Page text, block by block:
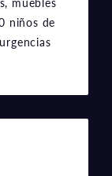
niños de